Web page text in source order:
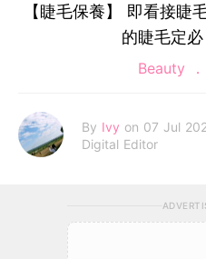
【睫毛保養】 即看接睫
的睫毛定必
Beauty
By Ivy on 07 Jul
Digital Editor